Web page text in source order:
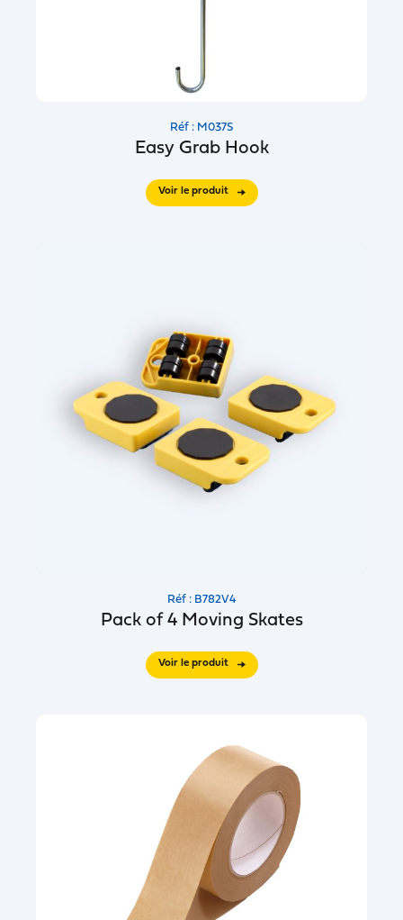
Réf : M037S
Easy Grab Hook
Voir le produit
Réf : B782V4
Pack of 4 Moving Skates
Voir le produit